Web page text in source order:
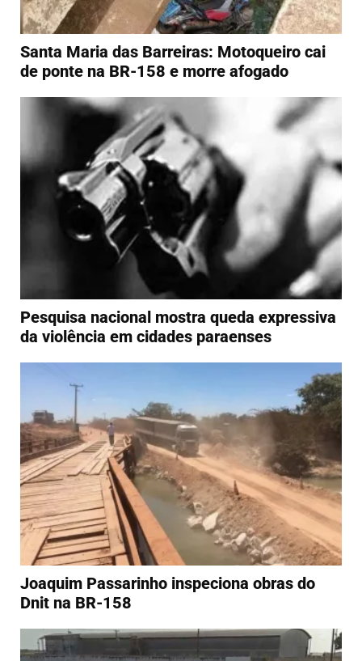
Santa Maria das Barreiras: Motoqueiro cai
de ponte na BR-158 e morre afogado
Pesquisa nacional mostra queda expressiva
da violência em cidades paraenses
Joaquim Passarinho inspeciona obras do
Dnit na BR-158